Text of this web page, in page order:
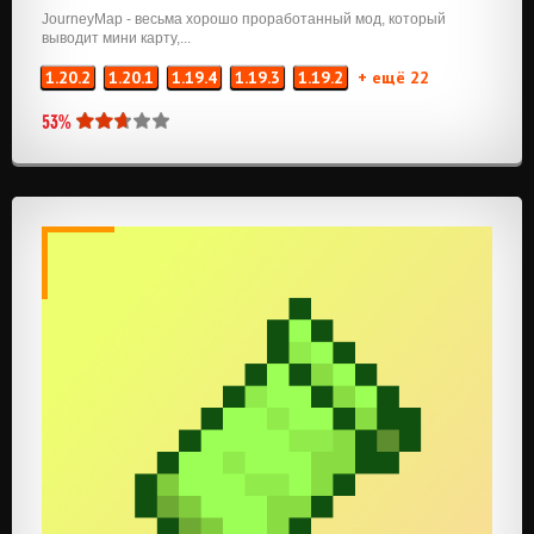
JourneyMap - весьма хорошо проработанный мод, который
выводит мини карту,...
1.20.2 1.20.1 1.19.4 1.19.3 1.19.2 + ещё 22
53%